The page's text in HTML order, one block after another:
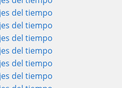
del tiempo
del tiempo
del tiempo
del tiempo
del tiempo
del tiempo